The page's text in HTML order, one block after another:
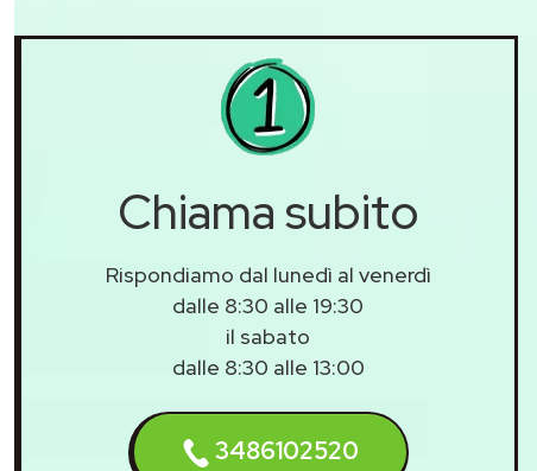
Chiama subito
Rispondiamo dal lunedì al venerdì
dalle 8:30 alle 19:30
il sabato
dalle 8:30 alle 13:00
3486102520